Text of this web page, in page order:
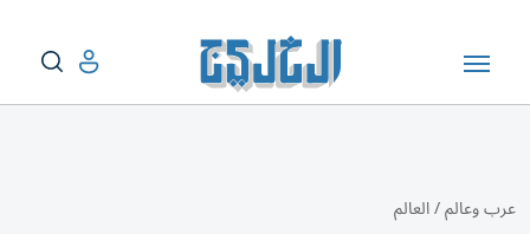
عرب وعالم/العالم